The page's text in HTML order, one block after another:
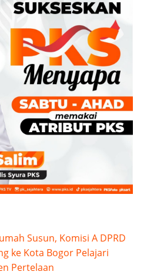
Susun, Komisi A DPRD
ke Kota Bogor Pelajari
Pertelaan